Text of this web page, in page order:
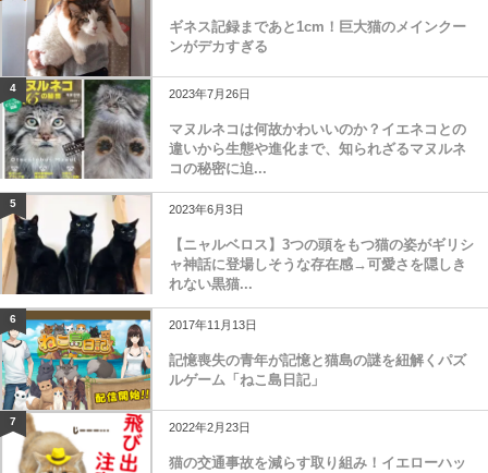
ギネス記録まであと1cm！巨大猫のメインクー
ンがデカすぎる
4 2023年7月26日
マヌルネコは何故かわいいのか？イエネコとの
違いから生態や進化まで、知られざるマヌルネ
コの秘密に迫...
5 2023年6月3日
【ニャルベロス】3つの頭をもつ猫の姿がギリシ
ャ神話に登場しそうな存在感→可愛さを隠しき
れない黒猫...
6 2017年11月13日
記憶喪失の青年が記憶と猫島の謎を紐解くパズ
ルゲーム「ねこ島日記」
7 2022年2月23日
猫の交通事故を減らす取り組み！イエローハッ